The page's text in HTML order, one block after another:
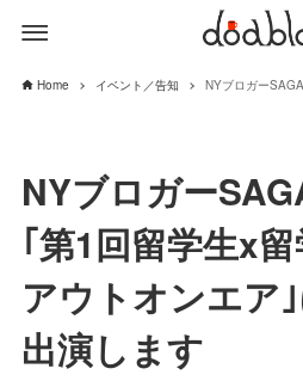
Home イベント／告知 NYブロガー
NYブロガー
｢第1回留学生x
アウトオンエア
出演します